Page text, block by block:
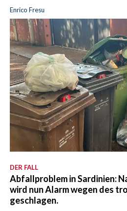
Enrico Fresu
DER FALL
Abfallproblem in Sardinien:
wird nun Alarm wegen des
geschlagen.